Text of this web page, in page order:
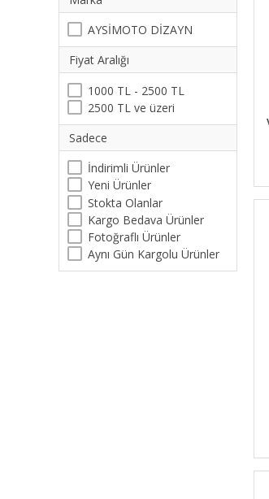
AYSİMOTO DİZAYN
Fiyat Aralığı
1000 TL - 2500 TL
2500 TL ve üzeri
Sadece
İndirimli Ürünler
Yeni Ürünler
Stokta Olanlar
Kargo Bedava Ürünler
Fotoğraflı Ürünler
Aynı Gün Kargolu Ürünler